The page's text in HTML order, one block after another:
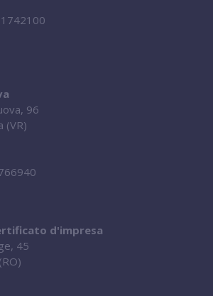
96
(VR)
d'impresa
45